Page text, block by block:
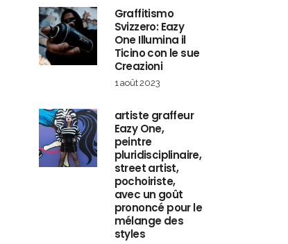
Graffitismo
Svizzero: Eazy
One Illumina il
Ticino con le sue
Creazioni
1 août 2023
artiste graffeur
Eazy One,
peintre
pluridisciplinaire,
street artist,
pochoiriste,
avec un goût
prononcé pour le
mélange des
styles